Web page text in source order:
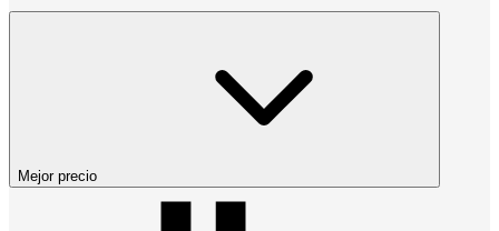
Mejor precio